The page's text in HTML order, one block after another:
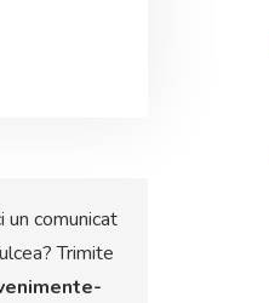
un comunicat
Trimite